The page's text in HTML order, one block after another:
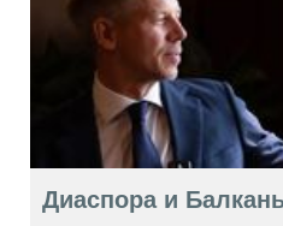
Диаспора и